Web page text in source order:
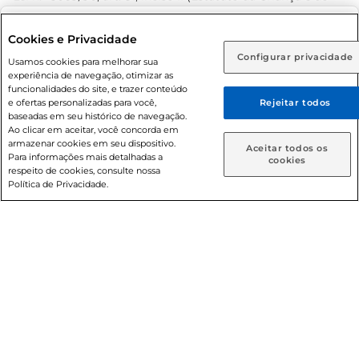
Rio de Janeiro (RJ) Goiás (GO)
Ou
Caso queira comprar online, informe como deseja receber
suas compras:
Entrega em casa Retire em Loja
Adolescente). Preços e condições exclusivos para o
prévio. O valor mínimo para as compras on-line é de R$
80,00.
© 2026 Copyright. Todos os direitos
reservados Prezunic.
Cookies e Privacidade
Usamos cookies para melhorar sua
experiência de navegação, otimizar as
funcionalidades do site, e trazer conteúdo
e ofertas personalizadas para você,
baseadas em seu histórico de navegação.
Ao clicar em aceitar, você concorda em
armazenar cookies em seu dispositivo.
Para informações mais detalhadas a
respeito de cookies, consulte nossa
Política de Privacidade.
Configurar privacidade
Rejeitar todos
Aceitar todos os
cookies